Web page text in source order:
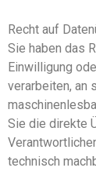
Recht auf
Sie haben das
Einwilligung
verarbeiten, an
Sie die direkte
technisch